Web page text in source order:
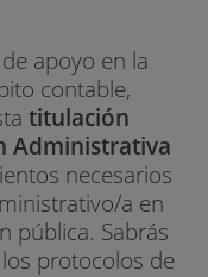
apoyo en la
contable,
titulación
Administrativa
necesarios
a en
pública. Sabrás
protocolos de